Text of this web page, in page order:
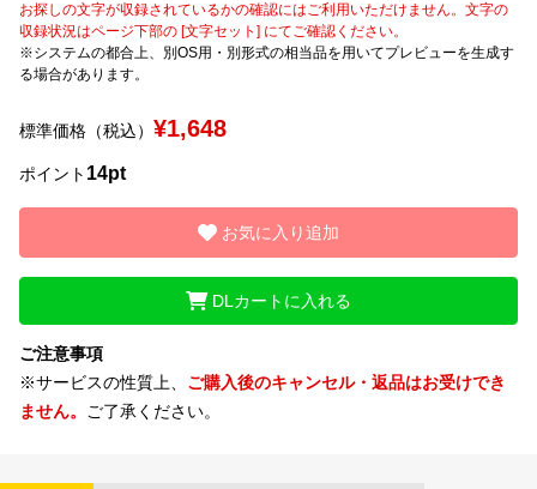
価格帯
〜
リセット
お探しの文字が収録されているかの確認にはご利用いただけません。文字の
収録状況はページ下部の [文字セット] にてご確認ください。
※システムの都合上、別OS用・別形式の相当品を用いてプレビューを生成す
る場合があります。
標準価格（税込） ¥1,648
ポイント 14pt
お気に入り追加
DLカートに入れる
ご注意事項
※サービスの性質上、 ご購入後のキャンセル・返品はお受けでき
ません。 ご了承ください。